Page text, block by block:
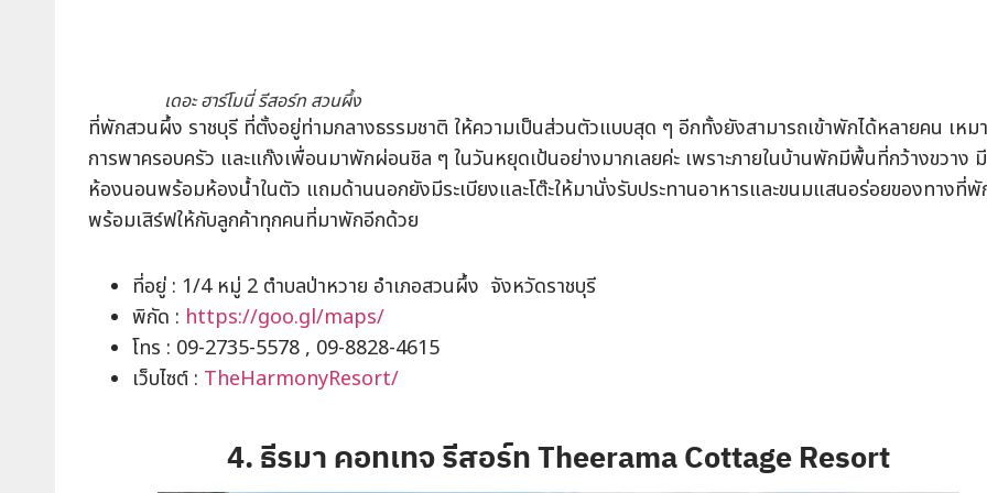
เดอะ ฮาร์โมนี่ รีสอร์ท สวนผึ้ง
ที่พักสวนผึ้ง ราชบุรี ที่ตั้งอยู่ท่ามกลางธรรมชาติ ให้ความเป็นส่วนตัวแบบสุด ๆ อีกทั้งยังสามารถเข้าพักได้หลายคน เหม
การพาครอบครัว และแก๊งเพื่อนมาพักผ่อนชิล ๆ ในวันหยุดเป้นอย่างมากเลยค่ะ เพราะภายในบ้านพักมีพื้นที่กว้างขวาง
ห้องนอนพร้อมห้องน้ำในตัว แถมด้านนอกยังมีระเบียงและโต๊ะให้มานั่งรับประทานอาหารและขนมแสนอร่อยของทางที่
พร้อมเสิร์ฟให้กับลูกค้าทุกคนที่มาพักอีกด้วย
ที่อยู่ : 1/4 หมู่ 2 ตำบลป่าหวาย อำเภอสวนผึ้ง จังหวัดราชบุรี
พิกัด : https://goo.gl/maps/
โทร : 09-2735-5578 , 09-8828-4615
เว็บไซต์ : TheHarmonyResort/
4. ธีรมา คอทเทจ รีสอร์ท Theerama Cottage Resort